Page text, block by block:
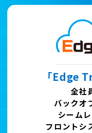
「Edge
全社
バックオ
シーム
フロントシ